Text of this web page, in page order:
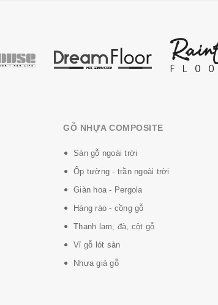
GỖ NHỰA COMPOSITE
Sàn gỗ ngoài trời
Ốp tường - trần ngoài trời
Giàn hoa - Pergola
Hàng rào - cồng gỗ
Thanh lam, đà, cột gỗ
Vỉ gỗ lót sàn
Nhựa giả gỗ